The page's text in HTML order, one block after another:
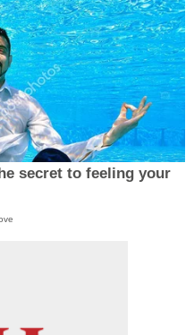
secret to feeling your